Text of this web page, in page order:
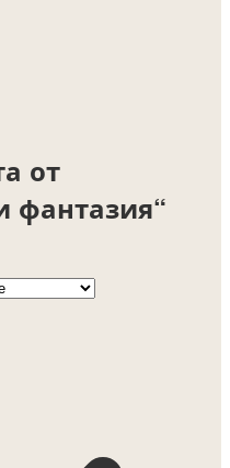
от
фантазия“